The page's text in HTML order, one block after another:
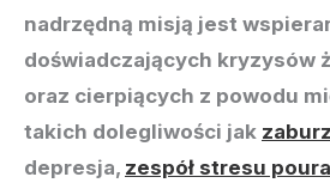
nadrzędną misją jest
doświadczających kryzysów
oraz cierpiących z powodu
takich dolegliwości jak
depresja, zespół stresu